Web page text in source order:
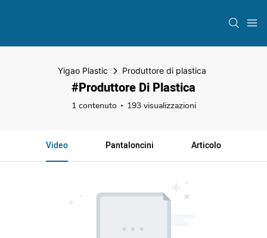
Yigao Plastic Produttore di plastica
#Produttore Di Plastica
1 contenuto 193 visualizzazioni
Video Pantaloncini Articolo